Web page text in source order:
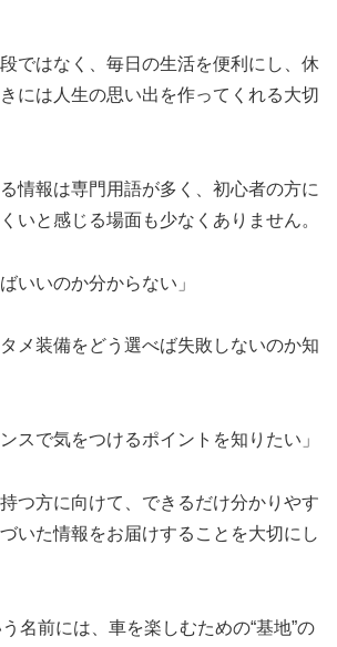
ではなく、毎日の生活を便利にし、休
には人生の思い出を作ってくれる大切
情報は専門用語が多く、初心者の方に
いと感じる場面も少なくありません。
いいのか分からない」
タメ装備をどう選べば失敗しないのか知
スで気をつけるポイントを知りたい」
つ方に向けて、できるだけ分かりやす
いた情報をお届けすることを大切にし
名前には、車を楽しむための“基地”の